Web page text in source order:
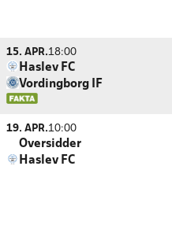
15. APR.18:00
Haslev FC
Vordingborg IF
19. APR.10:00
Oversidder
Haslev FC